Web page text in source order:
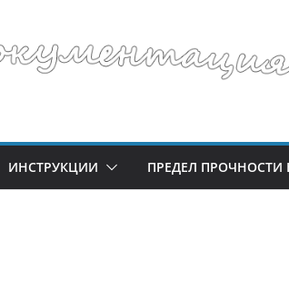
ИНСТРУКЦИИ ПРЕДЕЛ ПРОЧНОСТИ